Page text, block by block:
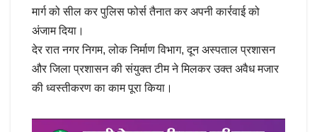
मार्ग को सील कर पुलिस फोर्स तैनात कर अपनी कार्रवाई को
अंजाम दिया।
देर रात नगर निगम, लोक निर्माण विभाग, दून अस्पताल प्रशासन
और जिला प्रशासन की संयुक्त टीम ने मिलकर उक्त अवैध मजार
की ध्वस्तीकरण का काम पूरा किया।